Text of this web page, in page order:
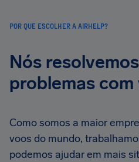
POR QUE ESCOLHER A AIRHELP?
Nós
problemas com
Como somos a maior
voos do mundo,
podemos ajudar em mais